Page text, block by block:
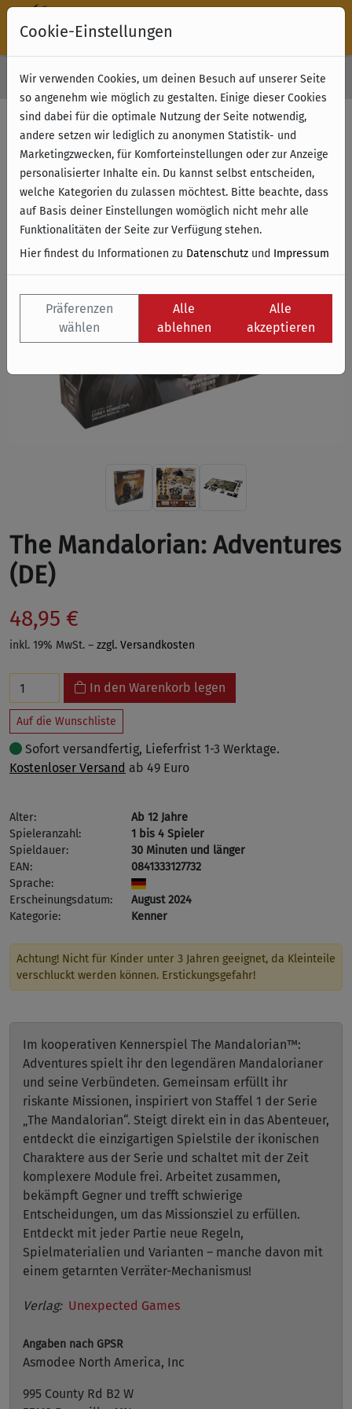
Kostenloser Versand & Retoure ab 49 € (innerhalb Deutschlands)
The Mandalorian: Adventures
(DE)
48,95 €
inkl. 19% MwSt. – zzgl. Versandkosten
In den Warenkorb legen
Auf die Wunschliste
Sofort versandfertig, Lieferfrist 1-3 Werktage.
Kostenloser Versand ab 49 Euro
Alter:
Ab 12 Jahre
Spieleranzahl:
1 bis 4 Spieler
Spieldauer:
30 Minuten und länger
EAN:
0841333127732
Sprache:
Erscheinungsdatum:
August 2024
Kategorie:
Kenner
Achtung! Nicht für Kinder unter 3 Jahren geeignet, da Kleinteile
verschluckt werden können. Erstickungsgefahr!
Im kooperativen Kennerspiel The Mandalorian™:
Adventures spielt ihr den legendären Mandalorianer
und seine Verbündeten. Gemeinsam erfüllt ihr
riskante Missionen, inspiriert von Staffel 1 der Serie
„The Mandalorian“. Steigt direkt ein in das Abenteuer,
entdeckt die einzigartigen Spielstile der ikonischen
Charaktere aus der Serie und schaltet mit der Zeit
komplexere Module frei. Arbeitet zusammen,
bekämpft Gegner und trefft schwierige
Entscheidungen, um das Missionsziel zu erfüllen.
Entdeckt mit jeder Partie neue Regeln,
Spielmaterialien und Varianten – manche davon mit
einem getarnten Verräter-Mechanismus!
Verlag: Unexpected Games
Angaben nach GPSR
Asmodee North America, Inc
995 County Rd B2 W
Cookie-Einstellungen
Wir verwenden Cookies, um deinen Besuch auf unserer Seite
so angenehm wie möglich zu gestalten. Einige dieser Cookies
sind dabei für die optimale Nutzung der Seite notwendig,
andere setzen wir lediglich zu anonymen Statistik- und
Marketingzwecken, für Komforteinstellungen oder zur Anzeige
personalisierter Inhalte ein. Du kannst selbst entscheiden,
welche Kategorien du zulassen möchtest. Bitte beachte, dass
auf Basis deiner Einstellungen womöglich nicht mehr alle
Funktionalitäten der Seite zur Verfügung stehen.
Hier findest du Informationen zu Datenschutz und Impressum
Präferenzen
wählen
Alle
ablehnen
Alle
akzeptieren